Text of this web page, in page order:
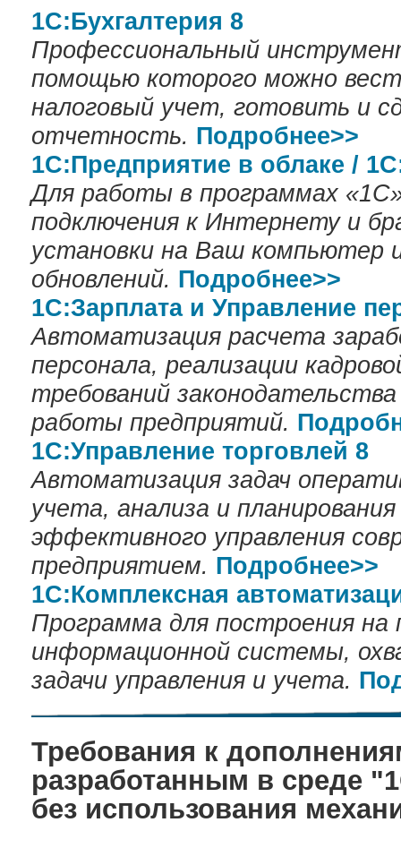
1С:Бухгалтерия 8
Профессиональный
помощью которого можно
налоговый учет, готовить и
отчетность. Подробнее>>
1С:Предприятие в облаке /
Для работы в программах
подключения к Интернету и
установки на Ваш компьютер
обновлений. Подробнее>>
1С:Зарплата и Управление
Автоматизация расчета
персонала, реализации
требований
работы предприятий.
1С:Управление торговлей 8
Автоматизация задач
учета, анализа и
эффективного управления
предприятием. Подробнее>>
1С:Комплексная
Программа для построения на
информационной системы,
задачи управления и учета.
Требования к
разработанным в среде
без использования